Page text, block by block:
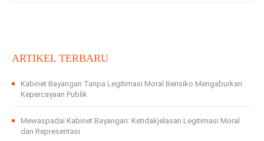
ARTIKEL TERBARU
Kabinet Bayangan Tanpa Legitimasi Moral Berisiko Mengaburkan
Kepercayaan Publik
Mewaspadai Kabinet Bayangan: Ketidakjelasan Legitimasi Moral
dan Representasi